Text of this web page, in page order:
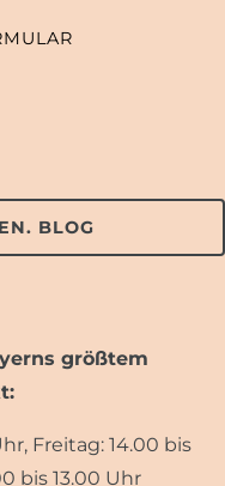
BLOG
größtem
Freitag: 14.00 bis
bis 13.00 Uhr